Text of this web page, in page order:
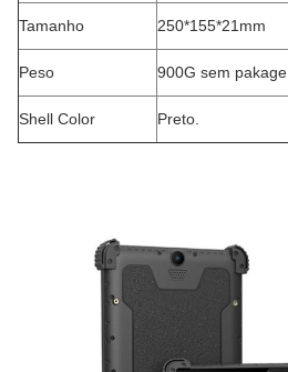
Tamanho 250*155*21mm
Peso 900G sem pakage
Shell Color Preto.